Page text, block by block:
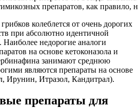
препаратов, как правило,
колеблется от очень дорогих
при абсолютно идентичной
Наиболее недорогие аналоги
на основе кетоконазола и
занимают среднюю
являются препараты на основе
Ирунин, Итразол, Кандитрал).
препараты для